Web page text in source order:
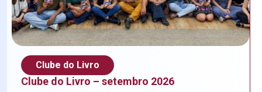
Clube do Livro
Clube do Livro – setembro 2026